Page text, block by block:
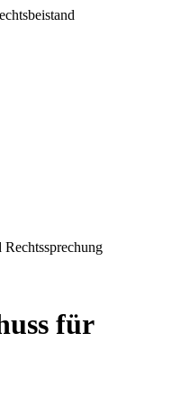
Rechtssprechung
für